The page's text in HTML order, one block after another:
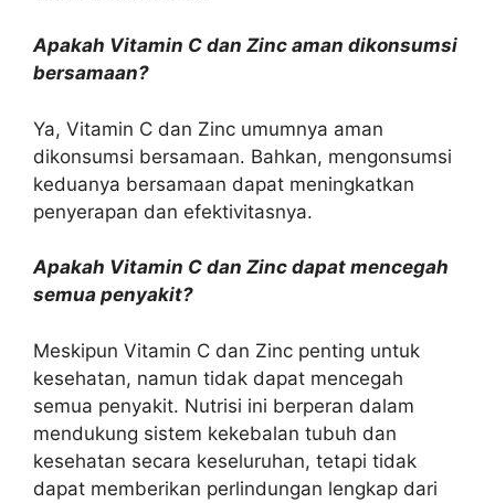
Apakah Vitamin C dan Zinc aman dikonsumsi
bersamaan?
Ya, Vitamin C dan Zinc umumnya aman
dikonsumsi bersamaan. Bahkan, mengonsumsi
keduanya bersamaan dapat meningkatkan
penyerapan dan efektivitasnya.
Apakah Vitamin C dan Zinc dapat mencegah
semua penyakit?
Meskipun Vitamin C dan Zinc penting untuk
kesehatan, namun tidak dapat mencegah
semua penyakit. Nutrisi ini berperan dalam
mendukung sistem kekebalan tubuh dan
kesehatan secara keseluruhan, tetapi tidak
dapat memberikan perlindungan lengkap dari